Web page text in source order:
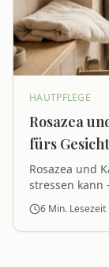
HAUTPFLEGE
Rosazea
fürs
hilft
Rosazea und
stressen kann
der Reinigung
6 Min. Lesezeit